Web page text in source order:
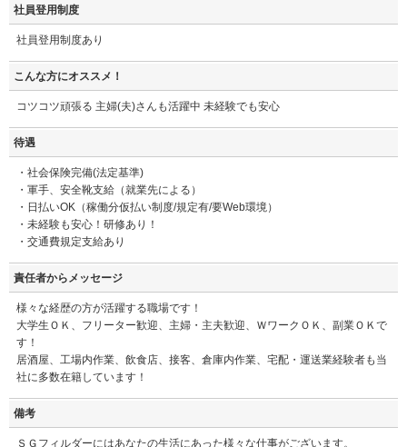
社員登用制度
社員登用制度あり
こんな方にオススメ！
コツコツ頑張る 主婦(夫)さんも活躍中 未経験でも安心
待遇
・社会保険完備(法定基準)
・軍手、安全靴支給（就業先による）
・日払いOK（稼働分仮払い制度/規定有/要Web環境）
・未経験も安心！研修あり！
・交通費規定支給あり
責任者からメッセージ
様々な経歴の方が活躍する職場です！
大学生ＯＫ、フリーター歓迎、主婦・主夫歓迎、ＷワークＯＫ、副業ＯＫで
す！
居酒屋、工場内作業、飲食店、接客、倉庫内作業、宅配・運送業経験者も当
社に多数在籍しています！
備考
ＳＧフィルダーにはあなたの生活にあった様々な仕事がございます。